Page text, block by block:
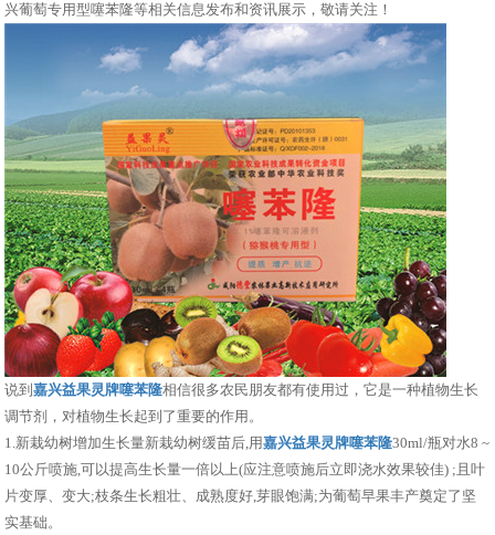
兴葡萄专用型噻苯隆等相关信息发布和资讯展示，敬请关注！
说到嘉兴益果灵牌噻苯隆相信很多农民朋友都有使用过，它是一种植物生长
调节剂，对植物生长起到了重要的作用。
1.新栽幼树增加生长量新栽幼树缓苗后,用嘉兴益果灵牌噻苯隆30ml/瓶对水8 ~
10公斤喷施,可以提高生长量一倍以上(应注意喷施后立即浇水效果较佳) ;且叶
片变厚、变大;枝条生长粗壮、成熟度好,芽眼饱满;为葡萄早果丰产奠定了坚
实基础。